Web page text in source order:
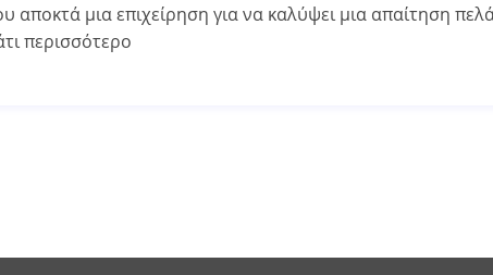
αποκτά μια επιχείρηση για να καλύψει μια απαίτηση
περισσότερο